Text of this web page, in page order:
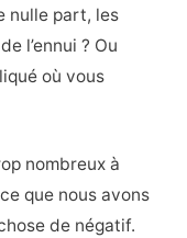
nulle part, les
l’ennui ? Ou
où vous
nombreux à
que nous avons
de négatif.